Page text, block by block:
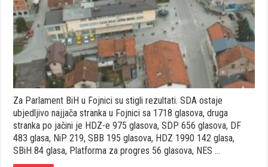
stranka
u
glasovima
za
BiH
Za Parlament BiH u Fojnici su stigli rezultati. SDA ostaje
ubjedljivo najjača stranka u Fojnici sa 1718 glasova, druga
stranka po jačini je HDZ-e 975 glasova, SDP 656 glasova, DF
483 glasa, NiP 219, SBB 195 glasova, HDZ 1990 142 glasa,
SBiH 84 glasa, Platforma za progres 56 glasova, NES …